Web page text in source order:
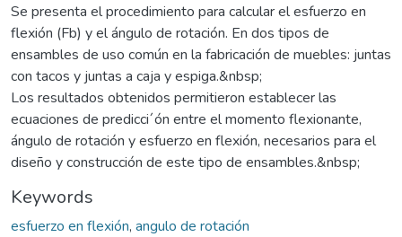
Se presenta el procedimiento para calcular el esfuerzo en
flexión (Fb) y el ángulo de rotación. En dos tipos de
ensambles de uso común en la fabricación de muebles: juntas
con tacos y juntas a caja y espiga.&nbsp;
Los resultados obtenidos permitieron establecer las
ecuaciones de predicci´ón entre el momento flexionante,
ángulo de rotación y esfuerzo en flexión, necesarios para el
diseño y construcción de este tipo de ensambles.&nbsp;
Keywords
esfuerzo en flexión, angulo de rotación